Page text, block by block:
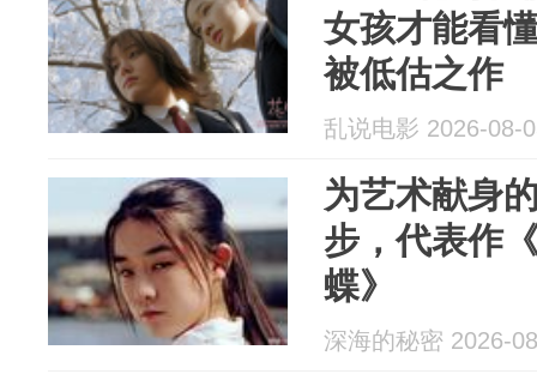
女孩才能看
被低估之作
乱说电影 2026-08-
为艺术献身
步，代表作
蝶》
深海的秘密 2026-